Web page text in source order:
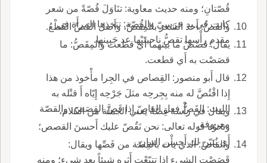
قُصّتانِ؛ ومنه حديث معاوية: تنَاوَلَ قُصّةً من شعر
كانت في يد حَرَسِيّ والقُصّة: تتخذها المرأَة في
مقدمِ رأْسها تقصُّ ناحيتَيْها عد جَبِينها.
والقَصُّ: أَخذ الشعر بالمِقَصّ، وأَصل القَصِّ القَطْعُ.
يقال: قصَصْ ما بينهما أَي قطعت والمِقَصُّ: ما
قصَصْت به أَي قطعت.
قال أَبو منصور: القِصاص في الجِرا مأْخوذ من هذا
إِذا اقْتُصَّ له منه بِجِرحِه مثلَ جَرْحِه إِيّاه أَ قتْله به
الليث: القَصُّ فعل القاصّ إِذا قَصَّ القِصَصَ، والقصّة
معروفة.
ويقال في رأْسه قِصّةٌ يعني الجملة من الكلام،
ونحوُه قوله تعالى: نحن نَقُصّ عليك أَحسنَ القصص؛
أَي نُبَيّن لك أَحسن البيان.
والقاصّ: الذي يأْت بالقِصّة من فَصِّها ويقال:
قَصَصْت الشيء إِذا تتبّعْت أَثره شيئاً بعد شيء؛ ومنه